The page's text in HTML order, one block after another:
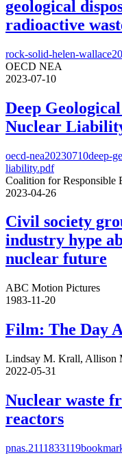
geological
radioactive
rock-solid-helen-
OECD NEA
2023-07-10
Deep
Nuclear
oecd-nea20230710deep-
liability.pdf
Coalition for Responsible
2023-04-26
Civil society
industry hype
nuclear future
ABC Motion Pictures
1983-11-20
Film: The Day
Lindsay M. Krall, Allison
2022-05-31
Nuclear waste
reactors